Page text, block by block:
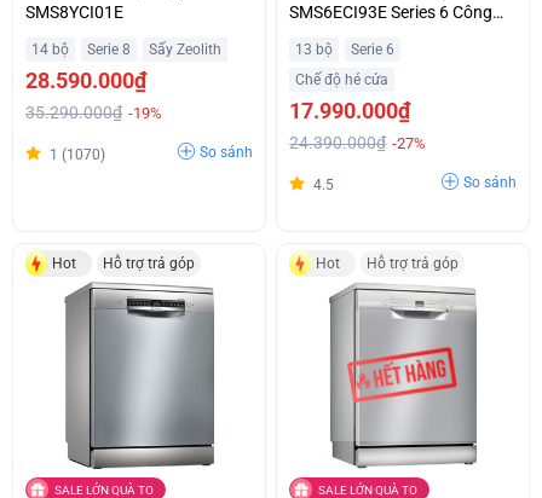
SMS8YCI01E
14 bộ Serie 8 Sấy Zeolith
28.590.000₫
35.290.000₫ -19%
1 (1070) So sánh
SMS6ECI93E Series 6 Công
13 bộ
Serie 6
Chế độ hé cửa
17.990.000₫
24.390.000₫ -27%
4.5 So sánh
Hot Hỗ trợ trả góp
SALE LỚN QUÀ TO
Hot Hỗ trợ trả góp
SALE LỚN QUÀ TO